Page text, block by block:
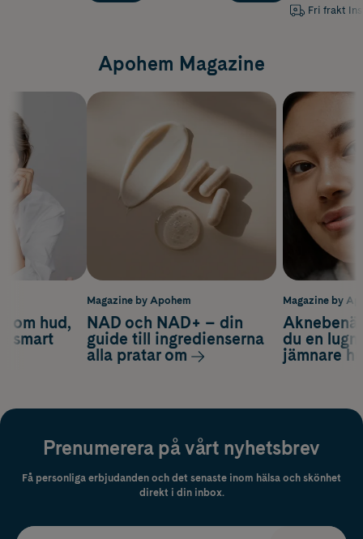
Fri frakt
Apohem Magazine
Magazine by
du en
jämnare
om hud,
smart
Magazine by Apohem
NAD och NAD+ – din
guide till ingredienserna
alla pratar om
Prenumerera på vårt nyhetsbrev
Få personliga erbjudanden och det senaste inom hälsa och skönhet
direkt i din inbox.